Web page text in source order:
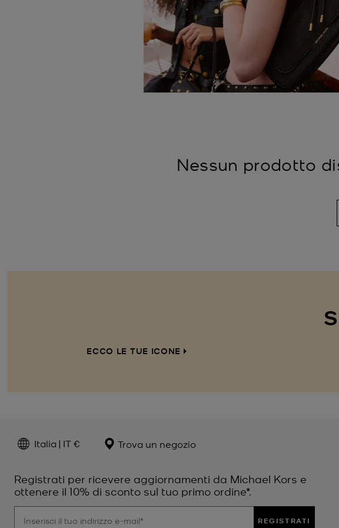
Nessun prodotto
ECCO LE TUE ICONE
Italia | IT € Trova un negozio
Registrati per ricevere aggiornamenti da Michael Kors e
ottenere il 10% di sconto sul tuo primo ordine*.
REGISTRATI